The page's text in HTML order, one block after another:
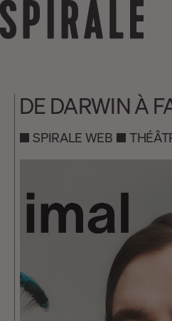
DE DARWIN À
SPIRALE WEB